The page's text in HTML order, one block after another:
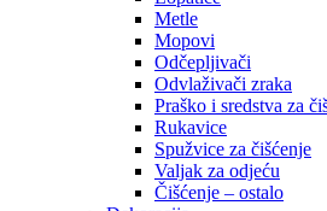
Metle
Mopovi
Odčepljivači
Odvlaživači zraka
Praško i sredstva za
Rukavice
Spužvice za čišćenje
Valjak za odjeću
Čišćenje – ostalo